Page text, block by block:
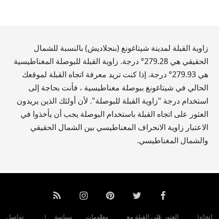
زاوية القبلة لمدينة شيتاغونغ (بنجلاديش) بالنسبة للشمال
الحقيقي هي279.28° درجة. زاوية القبلة للبوصلة المغناطيسية
هي279.93° درجة. إذا كنت تريد معرفة اتجاه القبلة لموقعك
الحالي في شيتاغونغ ببوصلة مغناطيسية ، فأنت بحاجة إلى
استخدام درجة "زاوية القبلة للبوصلة". لأن أولئك الذين يريدون
العثور على اتجاه القبلة باستخدام البوصلة يجب أن يأخذوا في
الاعتبار زاوية الانحراف المغناطيسي بين الشمال الحقيقي
والشمال المغناطيسي.
اتجاه العثور على القبلة مع معلومات سياسة تواصل